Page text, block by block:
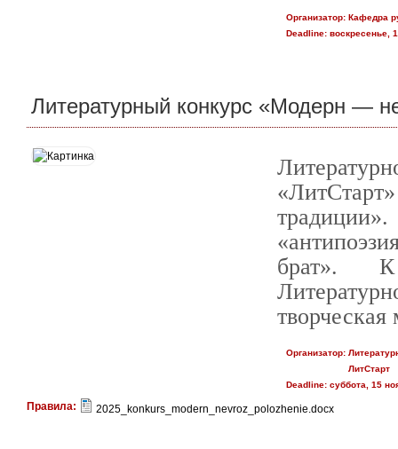
Организатор:Кафедра
Deadline:воскресенье,
Литературный конкурс «Модерн —
брат». К
Организатор:
ЛитСтарт
Deadline:суббота, 15
Правила: 2025_konkurs_modern_nevroz_polozhenie.docx